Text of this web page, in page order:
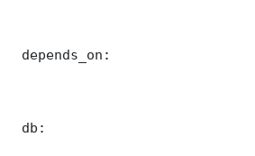
depends_on:
db: